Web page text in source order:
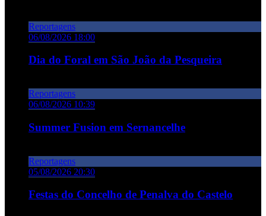
Reportagens
06/08/2026 18:00
Dia do Foral em São João da Pesqueira
Reportagens
06/08/2026 10:39
Summer Fusion em Sernancelhe
Reportagens
05/08/2026 20:30
Festas do Concelho de Penalva do Castelo